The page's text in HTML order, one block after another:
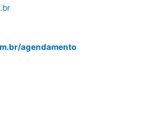
agendamento